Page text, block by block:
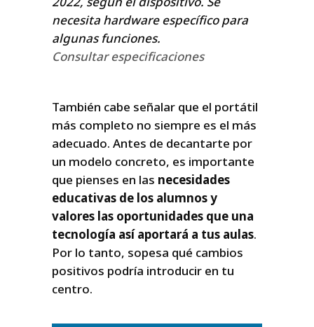
necesita hardware específico para
algunas funciones.
Consultar especificaciones
También cabe señalar que el portátil
más completo no siempre es el más
adecuado. Antes de decantarte por
un modelo concreto, es importante
que pienses en las necesidades
educativas de los alumnos y
valores las oportunidades que una
tecnología así aportará a tus aulas.
Por lo tanto, sopesa qué cambios
positivos podría introducir en tu
centro.